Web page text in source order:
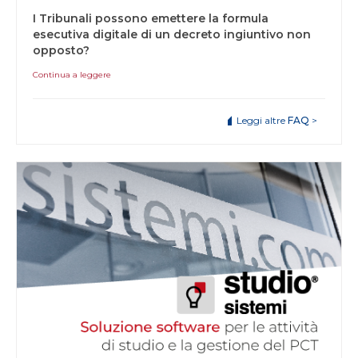
I Tribunali possono emettere la formula
esecutiva digitale di un decreto ingiuntivo non
opposto?
Continua a leggere
Leggi altre FAQ >